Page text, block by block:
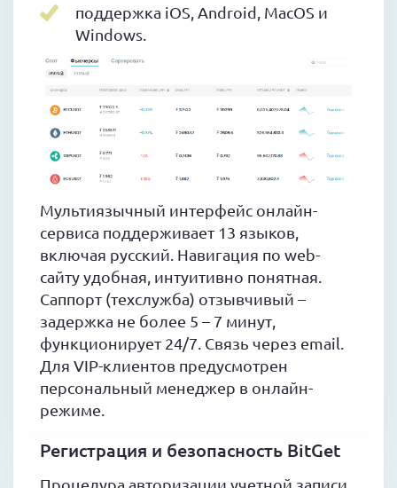
поддержка iOS, Android, MacOS и
Windows.
Мультиязычный интерфейс онлайн-
сервиса поддерживает 13 языков,
включая русский. Навигация по web-
сайту удобная, интуитивно понятная.
Саппорт (техслужба) отзывчивый –
задержка не более 5 – 7 минут,
функционирует 24/7. Связь через email.
Для VIP-клиентов предусмотрен
персональный менеджер в онлайн-
режиме.
Регистрация и безопасность BitGet